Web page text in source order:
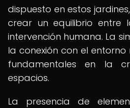
dispuesto en estos
crear un equilibrio entre
intervención humana. La
la conexión con el
fundamentales en la
espacios.
La presencia de